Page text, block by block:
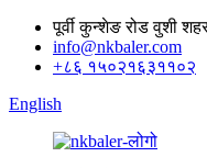
पूर्वी कुन्शेङ रोड वुशी
info@nkbaler.com
+८६ १५०२१६३११०२
English